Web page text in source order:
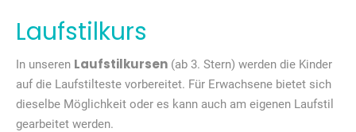
Laufstilkurs
In unseren Laufstilkursen (ab 3. Stern) werden die Kinder
auf die Laufstilteste vorbereitet. Für Erwachsene bietet sich
dieselbe Möglichkeit oder es kann auch am eigenen Laufstil
gearbeitet werden.